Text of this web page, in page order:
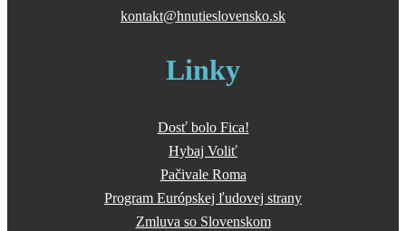
kontakt@hnutieslovensko.sk
Linky
Dosť bolo Fica!
Hybaj Voliť
Pačivale Roma
Program Európskej ľudovej strany
Zmluva so Slovenskom